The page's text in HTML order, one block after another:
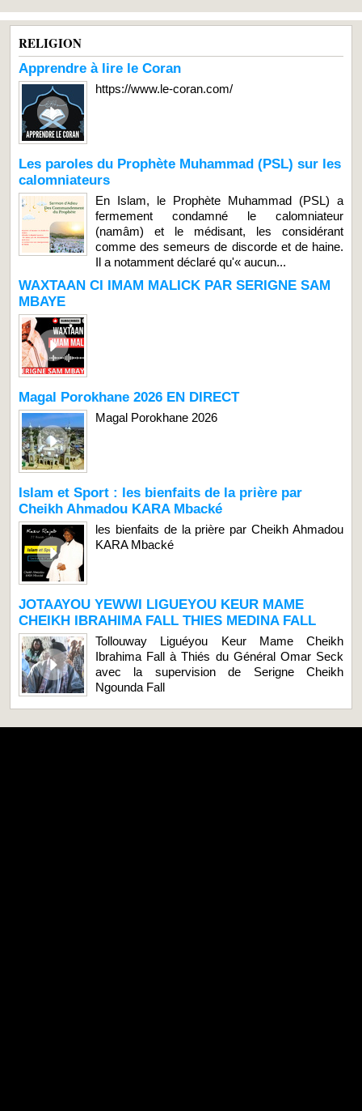
RELIGION
Apprendre à lire le Coran
https://www.le-coran.com/
Les paroles du Prophète Muhammad (PSL) sur les
calomniateurs
En Islam, le Prophète Muhammad (PSL) a
fermement condamné le calomniateur
(namâm) et le médisant, les considérant
comme des semeurs de discorde et de haine.
Il a notamment déclaré qu'« aucun...
WAXTAAN CI IMAM MALICK PAR SERIGNE SAM
MBAYE
Magal Porokhane 2026 EN DIRECT
Magal Porokhane 2026
Islam et Sport : les bienfaits de la prière par
Cheikh Ahmadou KARA Mbacké
les bienfaits de la prière par Cheikh Ahmadou
KARA Mbacké
JOTAAYOU YEWWI LIGUEYOU KEUR MAME
CHEIKH IBRAHIMA FALL THIES MEDINA FALL
Tollouway Liguéyou Keur Mame Cheikh
Ibrahima Fall à Thiés du Général Omar Seck
avec la supervision de Serigne Cheikh
Ngounda Fall